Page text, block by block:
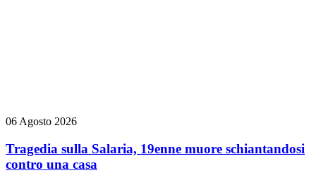
06 Agosto 2026
Tragedia sulla Salaria, 19enne muore schiantandosi
contro una casa